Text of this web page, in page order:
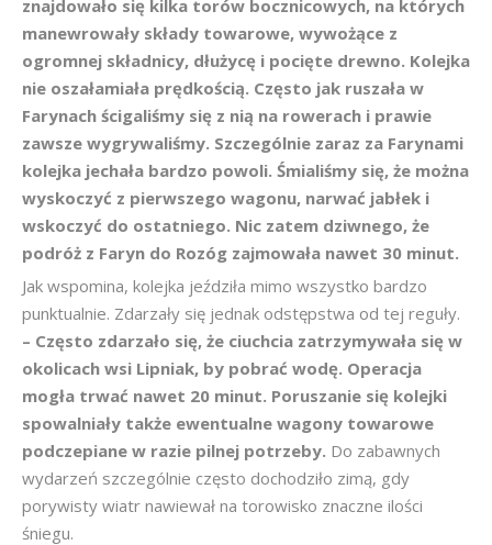
znajdowało się kilka torów bocznicowych, na których
manewrowały składy towarowe, wywożące z
ogromnej składnicy, dłużycę i pocięte drewno. Kolejka
nie oszałamiała prędkością. Często jak ruszała w
Farynach ścigaliśmy się z nią na rowerach i prawie
zawsze wygrywaliśmy. Szczególnie zaraz za Farynami
kolejka jechała bardzo powoli. Śmialiśmy się, że można
wyskoczyć z pierwszego wagonu, narwać jabłek i
wskoczyć do ostatniego. Nic zatem dziwnego, że
podróż z Faryn do Rozóg zajmowała nawet 30 minut.
Jak wspomina, kolejka jeździła mimo wszystko bardzo
punktualnie. Zdarzały się jednak odstępstwa od tej reguły.
– Często zdarzało się, że ciuchcia zatrzymywała się w
okolicach wsi Lipniak, by pobrać wodę. Operacja
mogła trwać nawet 20 minut. Poruszanie się kolejki
spowalniały także ewentualne wagony towarowe
podczepiane w razie pilnej potrzeby. Do zabawnych
wydarzeń szczególnie często dochodziło zimą, gdy
porywisty wiatr nawiewał na torowisko znaczne ilości
śniegu.